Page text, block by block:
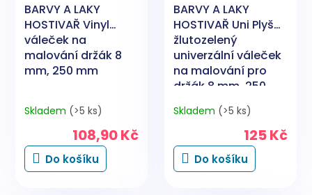
BARVY A LAKY
HOSTIVAŘ Vinyl
váleček na
malování držák 8
mm, 250 mm
Skladem (>5 ks)
108,90 Kč
Do košíku
BARVY A LAKY
HOSTIVAŘ Uni Plyš
žlutozelený
univerzální váleček
na malování pro
držák 8 mm, 250
Skladem (>5 ks)
125 Kč
Do košíku